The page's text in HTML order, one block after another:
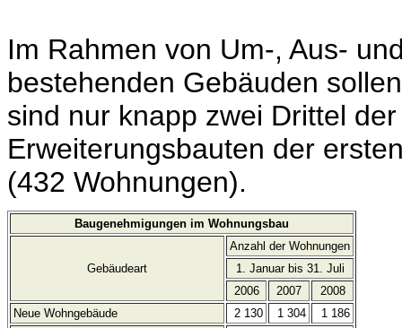
Im Rahmen von Um-, Aus-
bestehenden Gebäuden
sind nur knapp zwei Drittel
Erweiterungsbauten der
(432 Wohnungen).
Baugenehmigungen im Wohnungsbau
Gebäudeart
Anzahl der Wohnungen
1. Januar bis 31. Juli
2006
2007
2008
Neue Wohngebäude
2 130 1 304
1 186